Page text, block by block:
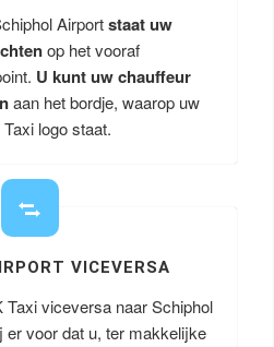
Airportstaat uw
op het vooraf
U kunt uw chauffeur
aan het bordje, waarop uw
logo staat.
VICEVERSA
Taxi viceversa naar Schiphol
er voor dat u, ter makkelijke